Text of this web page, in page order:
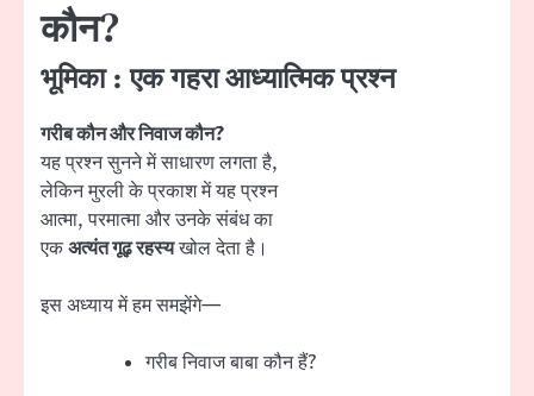
कौन?
भूमिका : एक गहरा आध्यात्मिक प्रश्न
गरीब कौन और निवाज कौन?
यह प्रश्न सुनने में साधारण लगता है,
लेकिन मुरली के प्रकाश में यह प्रश्न
आत्मा, परमात्मा और उनके संबंध का
एकअत्यंत गूढ़ रहस्यखोल देता है।
इस अध्याय में हम समझेंगे—
गरीब निवाज बाबा कौन हैं?